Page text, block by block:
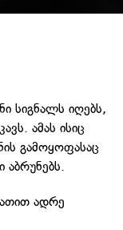
სიგნალს იღებს,
ამას ისიც
გამოყოფასაც
ადრე